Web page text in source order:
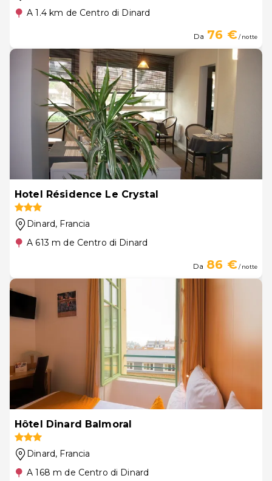
A 1.4 km de Centro di Dinard
Da 76 €/ notte
Hotel Résidence Le Crystal
Dinard, Francia
A 613 m de Centro di Dinard
Da 86 €/ notte
Hôtel Dinard Balmoral
Dinard, Francia
A 168 m de Centro di Dinard